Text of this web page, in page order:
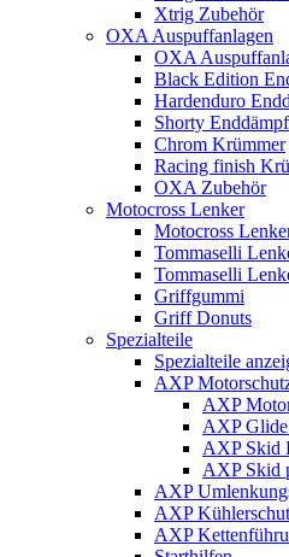
Xtrig Zubehör
OXA Auspuffanlagen
OXA
Black Edition
Hardenduro
Shorty
Chrom Krümmer
Racing finish
OXA Zubehör
Motocross Lenker
Motocross
Tommaselli
Tommaselli
Griffgummi
Griff Donuts
Spezialteile
Spezialteile
AXP
AXP
AXP Glide
AXP Skid
AXP Skid
AXP
AXP
AXP